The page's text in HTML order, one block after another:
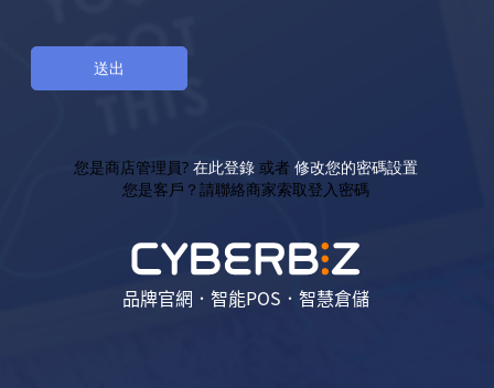
您是商店管理員? 在此登錄 或者 修改您的密碼設置
您是客戶？請聯絡商家索取登入密碼